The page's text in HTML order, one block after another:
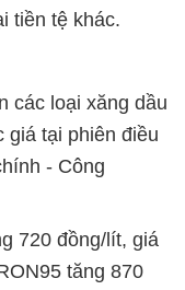
tiền tệ khác.
các loại xăng dầu
giá tại phiên điều
- Công
720 đồng/lít, giá
tăng 870